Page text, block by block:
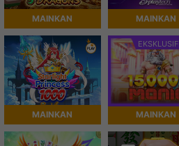
MAINKAN MAINKAN
MAINKAN
EKSKLUSIF
MAINKAN